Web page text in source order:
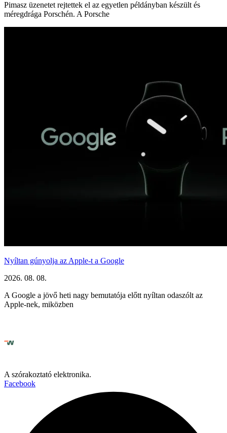
Pimasz üzenetet rejtettek el az egyetlen példányban készült és
méregdrága Porschén. A Porsche
Nyíltan gúnyolja az Apple-t a Google
2026. 08. 08.
A Google a jövő heti nagy bemutatója előtt nyíltan odaszólt az
Apple-nek, miközben
A szórakoztató elektronika.
Facebook